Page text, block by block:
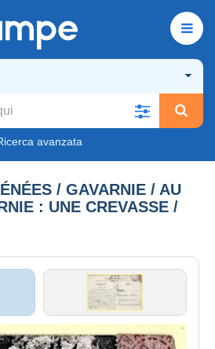
avanzata
/ GAVARNIE / AU
: UNE CREVASSE /